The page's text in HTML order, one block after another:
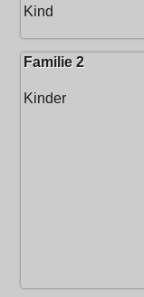
Kind
Familie 2
Kinder